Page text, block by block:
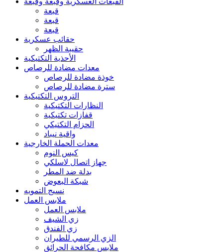
قبعة
قبعة
قبعة
حقائب عسكرية
حقيبة الظهر
الأحذية التكتيكية
معدات مضادة للرصاص
خوذة مضادة للرصاص
سترة مضادة للرصاص
التروس التكتيكية
النظارات التكتيكية
قفازات تكتيكية
الحزام التكتيكي
واقية نيباد
معدات الحملة الخارجية
كيس النوم
جهاز اتصال لاسلكي
بدلة ضد المطر
شبكة البعوض
نسيج التمويه
ملابس العمل
ملابس العمل
زي الشيف
زي الفندق
الزي الرسمي للطيران
ملابس مكافحة الحرائق